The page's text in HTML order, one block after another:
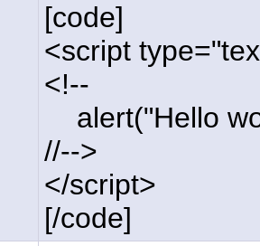
[code]
<script
<!--
alert("Hello
//-->
</script>
[/code]